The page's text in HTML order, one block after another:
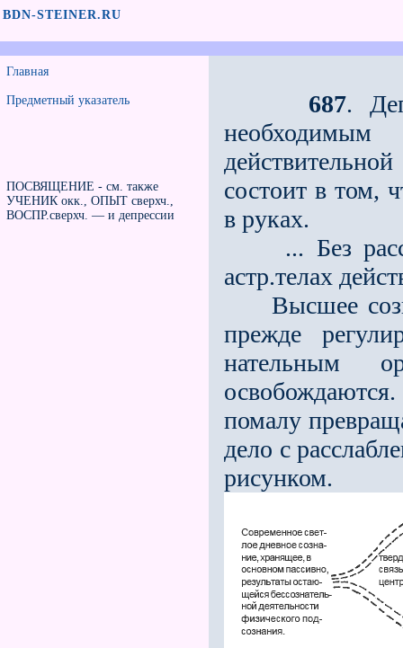
BDN-STEINER.RU
Главная
Предметный указатель
ПОСВЯЩЕНИЕ - см. также
УЧЕНИК окк., ОПЫТ сверхч.,
ВОСПР.сверхч. — и депрессии
687.
состоит в том,
в руках.
... Без
астр.телах
Высшее
прежде
нательным
помалу
дело с
рисунком.